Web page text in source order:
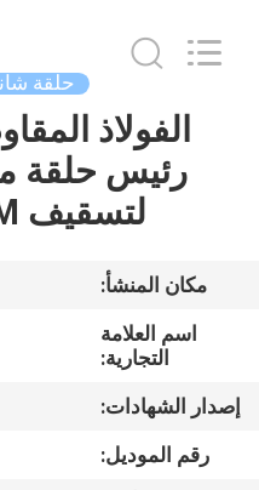
الصفحة
الرئيسية
معلومات
جولة
Business
License.
حلقة
الفولاذ
رئيس حلقة
لتسقيف 3.15X30MM
مكان المنشأ:
اسم العلامة
التجارية:
إصدار الشهادات:
رقم الموديل: